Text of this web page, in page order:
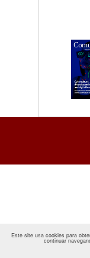
Este site usa cookies para
continuar